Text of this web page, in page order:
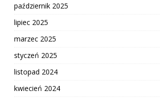
październik 2025
lipiec 2025
marzec 2025
styczeń 2025
listopad 2024
kwiecień 2024